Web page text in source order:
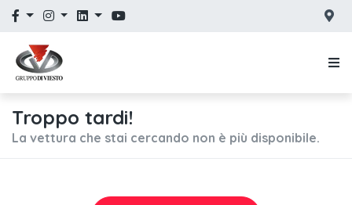
Troppo tardi!
La vettura che stai cercando non è più disponibile.